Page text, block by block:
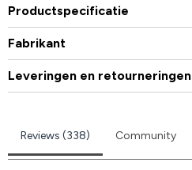
Productspecificatie
Fabrikant
Leveringen en retourneringen
Reviews (338) Community